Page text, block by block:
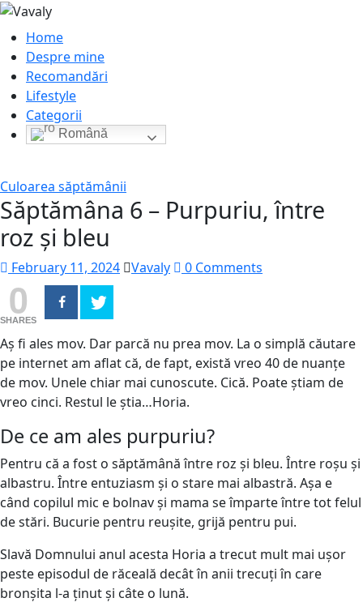
Home
Despre mine
Recomandări
Lifestyle
Categorii
Română
Culoarea săptămânii
Săptămâna 6 – Purpuriu, între
roz și bleu
February 11, 2024 Vavaly 0 Comments
0
SHARES
Aș fi ales mov. Dar parcă nu prea mov. La o simplă căutare
pe internet am aflat că, de fapt, există vreo 40 de nuanțe
de mov. Unele chiar mai cunoscute. Cică. Poate știam de
vreo cinci. Restul le știa…Horia.
De ce am ales purpuriu?
Pentru că a fost o săptămână între roz și bleu. Între roșu și
albastru. Între entuziasm și o stare mai albastră. Așa e
când copilul mic e bolnav și mama se împarte între tot felul
de stări. Bucurie pentru reușite, grijă pentru pui.
Slavă Domnului anul acesta Horia a trecut mult mai ușor
peste episodul de răceală decât în anii trecuți în care
bronșita l-a ținut și câte o lună.